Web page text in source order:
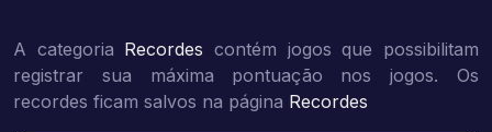
A categoria Recordes contém jogos que possibilitam
registrar sua máxima pontuação nos jogos. Os
recordes ficam salvos na página Recordes